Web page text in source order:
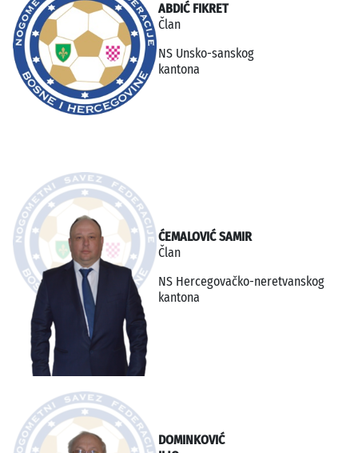
ABDIĆ FIKRET
Član
NS Unsko-sanskog
kantona
ĆEMALOVIĆ SAMIR
Član
NS Hercegovačko-neretvanskog
kantona
DOMINKOVIĆ